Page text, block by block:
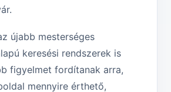
újabb mesterséges
keresési rendszerek is
figyelmet fordítanak arra,
mennyire érthető,